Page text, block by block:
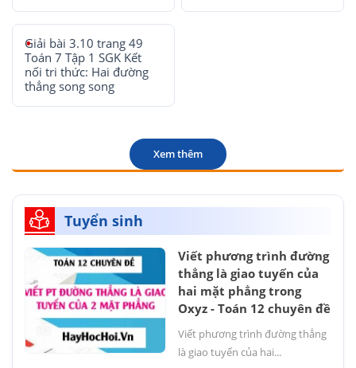
Giải bài 3.10 trang 49
Toán 7 Tập 1 SGK Kết
nối tri thức: Hai đường
thẳng song song
Xem thêm
Tuyển sinh
Viết phương trình đường
thẳng là giao tuyến của
hai mặt phẳng trong
Oxyz - Toán 12 chuyên đề
Viết phương trình đường thẳng
là giao tuyến của hai...